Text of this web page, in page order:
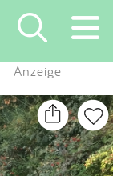
×
Anzeige